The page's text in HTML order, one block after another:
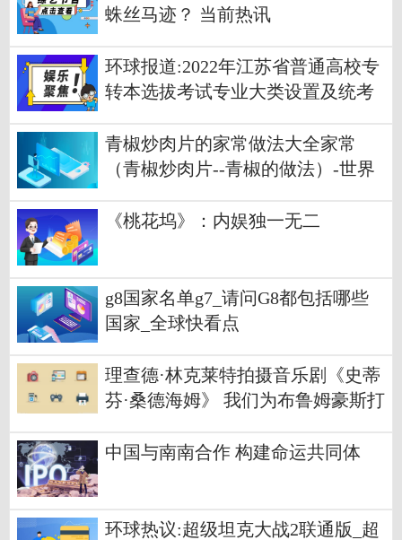
蛛丝马迹？ 当前热讯
环球报道:2022年江苏省普通高校专
转本选拔考试专业大类设置及统考
青椒炒肉片的家常做法大全家常
（青椒炒肉片--青椒的做法）-世界
《桃花坞》：内娱独一无二
g8国家名单g7_请问G8都包括哪些
国家_全球快看点
理查德·林克莱特拍摄音乐剧《史蒂
芬·桑德海姆》 我们为布鲁姆豪斯打
中国与南南合作 构建命运共同体
环球热议:超级坦克大战2联通版_超